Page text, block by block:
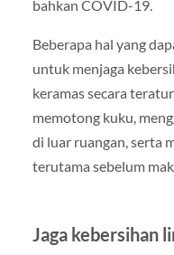
bahkan COVID-19.
Beberapa hal yang
untuk menjaga
keramas secara
memotong kuku,
di luar ruangan, serta
terutama sebelum
Jaga kebersihan